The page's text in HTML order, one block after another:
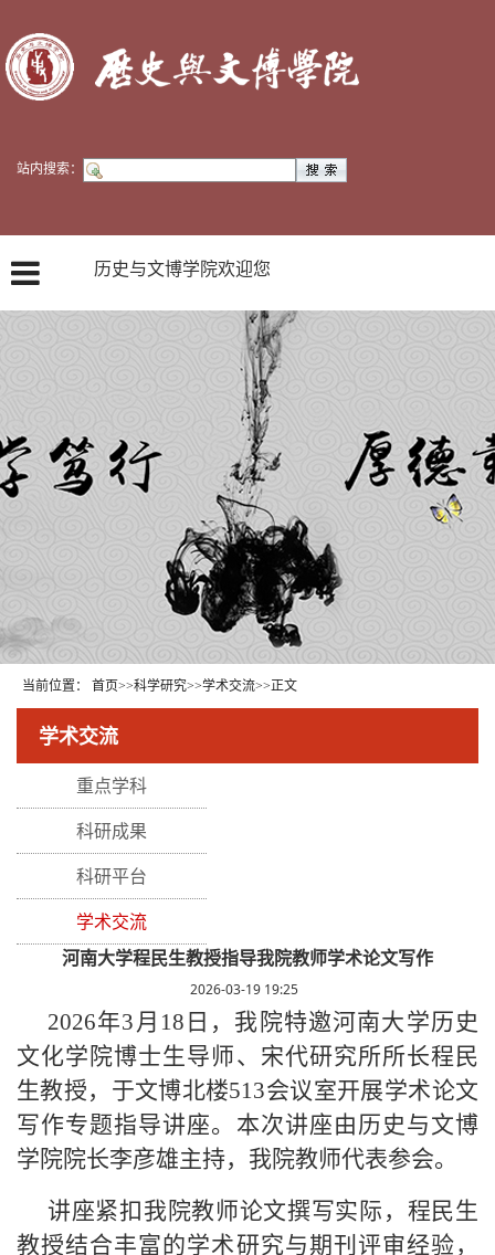
站内搜索：
历史与文博学院欢迎您
当前位置： 首页>>科学研究>>学术交流>>正文
学术交流
重点学科
科研成果
科研平台
学术交流
河南大学程民生教授指导我院教师学术论文写作
2026-03-19 19:25
2026年3月18日，我院特邀河南大学历史
文化学院博士生导师、宋代研究所所长程民
生教授，于文博北楼513会议室开展学术论文
写作专题指导讲座。本次讲座由历史与文博
学院院长李彦雄主持，我院教师代表参会。
讲座紧扣我院教师论文撰写实际，程民生
教授结合丰富的学术研究与期刊评审经验，